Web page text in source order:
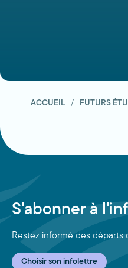
ACCUEIL FUTURS
S'abonner à
Restez informé des départs
Choisir son infolettre